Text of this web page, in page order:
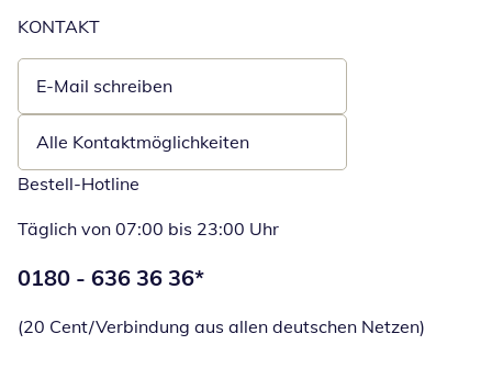
KONTAKT
E-Mail schreiben
Öffnet E-Mail-Client
Alle Kontaktmöglichkeiten
Bestell-Hotline
Täglich von 07:00 bis 23:00 Uhr
Telefonnummer:
0180 - 636 36 36*
(20 Cent/Verbindung aus allen deutschen Netzen)